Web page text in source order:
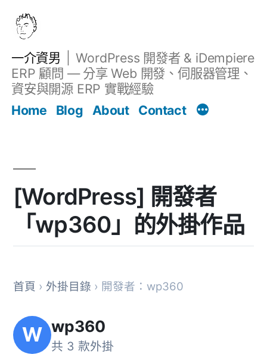
一介資男
WordPress 開發者 & iDempiere
ERP 顧問 — 分享 Web 開發、伺服器管理、
資安與開源 ERP 實戰經驗
Home
Blog About Contact
[WordPress] 開發者
「wp360」的外掛作品
首頁 › 外掛目錄 › 開發者：wp360
W wp360
共 3 款外掛
文章